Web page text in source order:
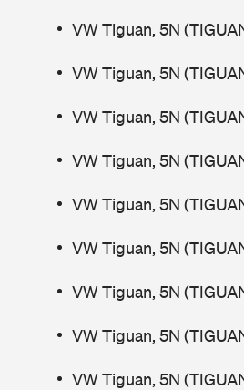
VW Tiguan, 5N
VW Tiguan, 5N
VW Tiguan, 5N
VW Tiguan, 5N
VW Tiguan, 5N
VW Tiguan, 5N
VW Tiguan, 5N
VW Tiguan, 5N
VW Tiguan, 5N